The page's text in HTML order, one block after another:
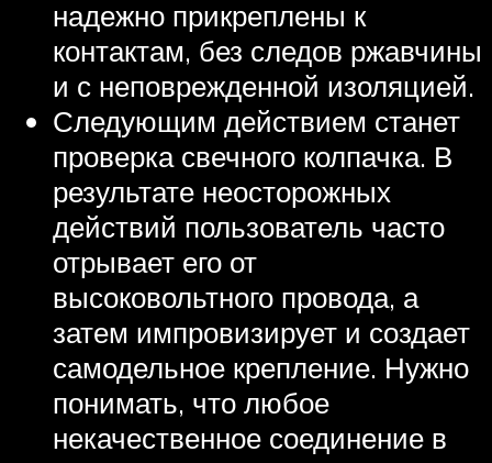
надежно прикреплены к
контактам, без следов ржавчины
и с неповрежденной изоляцией.
Следующим действием станет
проверка свечного колпачка. В
результате неосторожных
действий пользователь часто
отрывает его от
высоковольтного провода, а
затем импровизирует и создает
самодельное крепление. Нужно
понимать, что любое
некачественное соединение в